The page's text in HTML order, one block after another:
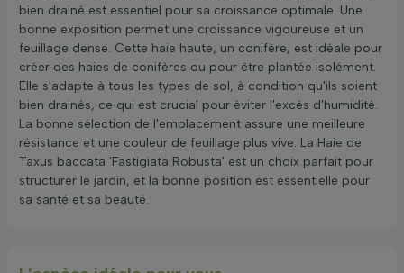
bien drainé est essentiel pour sa croissance optimale. Une
bonne exposition permet une croissance vigoureuse et un
feuillage dense. Cette haie haute, un conifère, est idéale pour
créer des haies de conifères ou pour être plantée isolément.
Elle s'adapte à tous les types de sol, à condition qu'ils soient
bien drainés, ce qui est crucial pour éviter l'excès d'humidité.
La bonne sélection de l'emplacement assure une meilleure
résistance et une couleur de feuillage plus vive. La Haie de
Taxus baccata 'Fastigiata Robusta' est un choix parfait pour
structurer le jardin, et la bonne position est essentielle pour
sa santé et sa beauté.